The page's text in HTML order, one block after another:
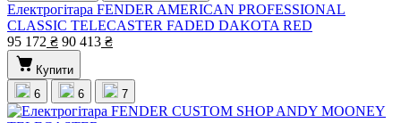
Електрогітара FENDER AMERICAN PROFESSIONAL
CLASSIC TELECASTER FADED DAKOTA RED
95 172 ₴ 90 413 ₴
Купити
6
6 7